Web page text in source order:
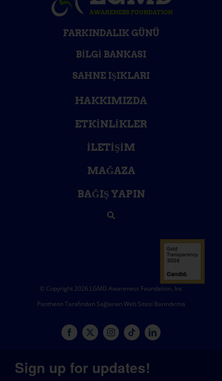
FARKINDALIK GÜNÜ
BILGI BANKASI
SAHNE IŞIKLARI
HAKKIMIZDA
ETKINLIKLER
İLETIŞIM
MAĞAZA
BAĞIŞ YAPIN
© Copyright 2026 LGMD Awareness Foundation, Inc
Pantheon Tarafından Sağlanan Web Sitesi Barındırma
Sign up for updates!